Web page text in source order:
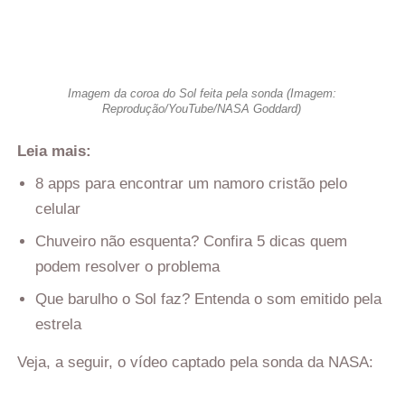
Imagem da coroa do Sol feita pela sonda (Imagem:
Reprodução/YouTube/NASA Goddard)
Leia mais:
8 apps para encontrar um namoro cristão pelo
celular
Chuveiro não esquenta? Confira 5 dicas quem
podem resolver o problema
Que barulho o Sol faz? Entenda o som emitido pela
estrela
Veja, a seguir, o vídeo captado pela sonda da NASA: